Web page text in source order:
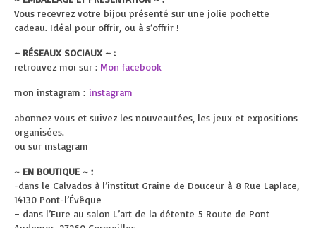
Vous recevrez votre bijou présenté sur une jolie pochette
cadeau. Idéal pour offrir, ou à s’offrir !
~ RÉSEAUX SOCIAUX ~ :
retrouvez moi sur : Mon facebook
mon instagram : instagram
abonnez vous et suivez les nouveautées, les jeux et expositions
organisées.
ou sur instagram
~ EN BOUTIQUE ~ :
-dans le Calvados à l’institut Graine de Douceur à 8 Rue Laplace,
14130 Pont-l’Évêque
– dans l’Eure au salon L’art de la détente 5 Route de Pont